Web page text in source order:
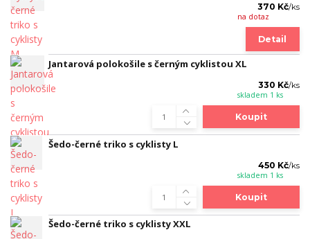
370 Kč/ks
na dotaz
Detail
Jantarová polokošile s černým cyklistou XL
330 Kč/ks
skladem 1 ks
Koupit
Šedo-černé triko s cyklisty L
450 Kč/ks
skladem 1 ks
Koupit
Šedo-černé triko s cyklisty XXL